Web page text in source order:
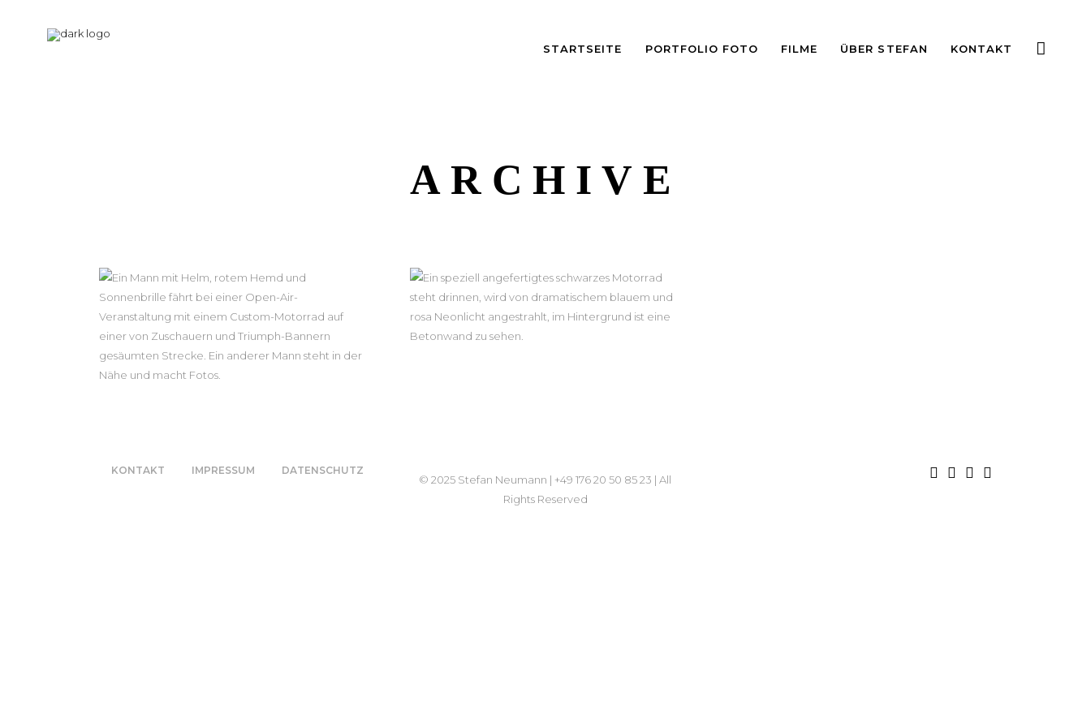
STARTSEITE PORTFOLIO FOTO FILME ÜBER STEFAN KONTAKT
ARCHIVE
KONTAKT IMPRESSUM DATENSCHUTZ
© 2025 Stefan Neumann | +49 176 20 50 85 23 | All
Rights Reserved